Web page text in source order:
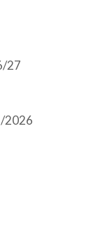
27
2026